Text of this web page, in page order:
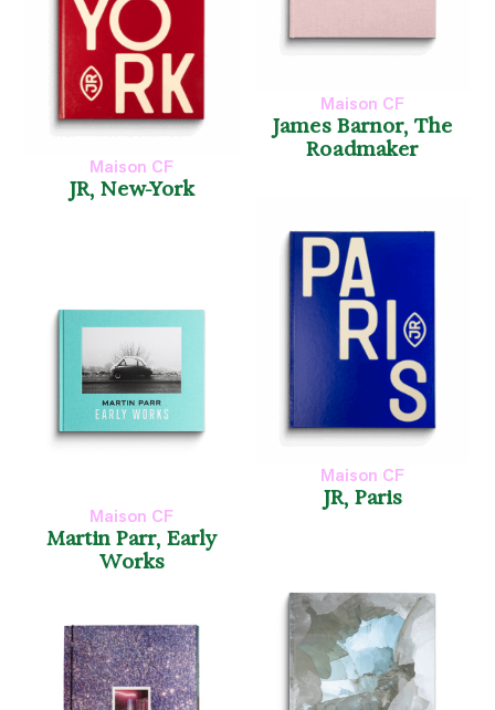
Maison CF
James Barnor, The
Roadmaker
Maison CF
JR, New-York
Maison CF
JR, Paris
Maison CF
Martin Parr, Early
Works